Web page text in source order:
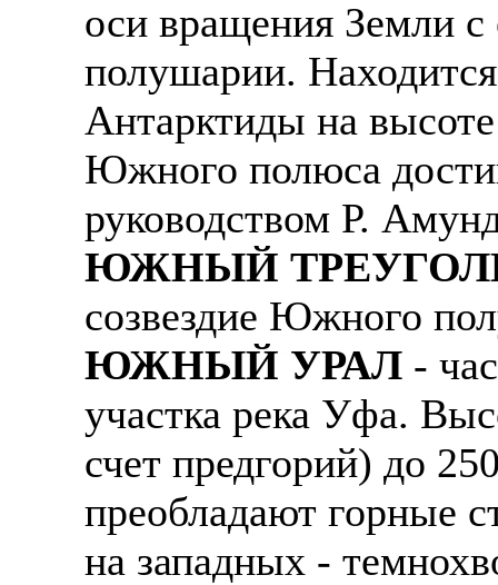
оси вращения Земли
полушарии.
Антарктиды на
Южного полюса
руководством Р.
ЮЖНЫЙ
созвездие Южного
ЮЖНЫЙ УРАЛ -
участка река Уфа.
счет предгорий) до
преобладают горные
на западных -